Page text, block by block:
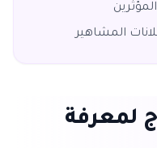
المشاهير
لمعرفة